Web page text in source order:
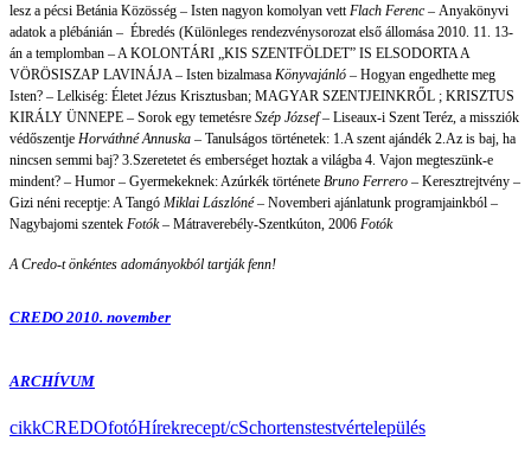
lesz a pécsi Betánia Közösség – Isten nagyon komolyan vettFlach Ferenc – Anyakönyvi
adatok a plébánián – Ébredés (Különleges rendezvénysorozat első állomása 2010. 11. 13-
án a templomban – A KOLONTÁRI „KIS SZENTFÖLDET” IS ELSODORTA A
VÖRÖSISZAP LAVINÁJA – Isten bizalmasa Könyvajánló – Hogyan engedhette meg
Isten? – Lelkiség: Életet Jézus Krisztusban; MAGYAR SZENTJEINKRŐL ; KRISZTUS
KIRÁLY ÜNNEPE – Sorok egy temetésre Szép József – Liseaux-i Szent Teréz, a missziók
védőszentje Horváthné Annuska – Tanulságos történetek: 1.A szent ajándék 2.Az is baj, ha
nincsen semmi baj? 3.Szeretetet és emberséget hoztak a világba 4. Vajon megteszünk-e
mindent? – Humor – Gyermekeknek: Azúrkék története Bruno Ferrero – Keresztrejtvény –
Gizi néni receptje: A Tangó Miklai Lászlóné – Novemberi ajánlatunk programjainkból –
Nagybajomi szentek Fotók – Mátraverebély-Szentkúton, 2006 Fotók
A Credo-t önkéntes adományokból tartják fenn!
CREDO 2010. november
ARCHÍVUM
cikkCREDOfotóHírekrecept/cSchortenstestvértelepülés